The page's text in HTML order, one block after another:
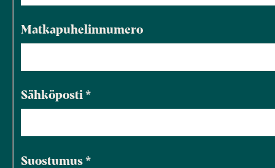
Matkapuhelinnumero
Sähköposti *
Suostumus*